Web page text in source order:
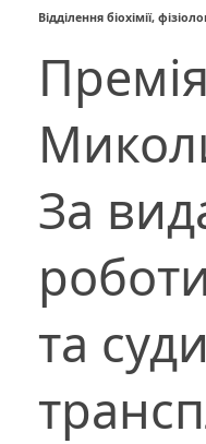
Відділення біохімії,
За
та